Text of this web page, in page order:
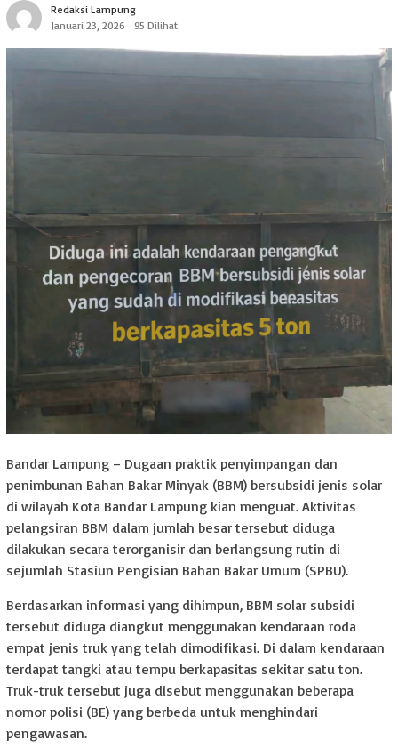
Redaksi Lampung
Januari 23, 2026
95 Dilihat
Bandar Lampung – Dugaan praktik penyimpangan dan
penimbunan Bahan Bakar Minyak (BBM) bersubsidi jenis solar
di wilayah Kota Bandar Lampung kian menguat. Aktivitas
pelangsiran BBM dalam jumlah besar tersebut diduga
dilakukan secara terorganisir dan berlangsung rutin di
sejumlah Stasiun Pengisian Bahan Bakar Umum (SPBU).
Berdasarkan informasi yang dihimpun, BBM solar subsidi
tersebut diduga diangkut menggunakan kendaraan roda
empat jenis truk yang telah dimodifikasi. Di dalam kendaraan
terdapat tangki atau tempu berkapasitas sekitar satu ton.
Truk-truk tersebut juga disebut menggunakan beberapa
nomor polisi (BE) yang berbeda untuk menghindari
pengawasan.